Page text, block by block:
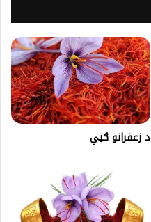
د زعفرانو ګټې